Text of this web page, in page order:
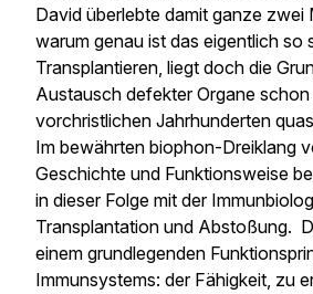
David überlebte damit ganze zwei
warum genau ist das eigentlich so
Transplantieren, liegt doch die
Austausch defekter Organe schon
vorchristlichen Jahrhunderten
Im bewährten biophon-Dreiklang
Geschichte und Funktionsweise
in dieser Folge mit der
Transplantation und Abstoßung.
einem grundlegenden
Immunsystems: der Fähigkeit, zu